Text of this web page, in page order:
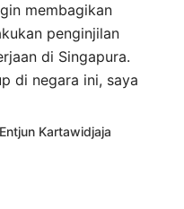
membagikan
penginjilan
di Singapura.
di negara ini, saya
Kartawidjaja